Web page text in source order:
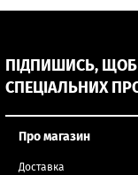
ПІДПИШИСЬ, ЩОБ
СПЕЦІАЛЬНИХ
Про магазин
Доставка